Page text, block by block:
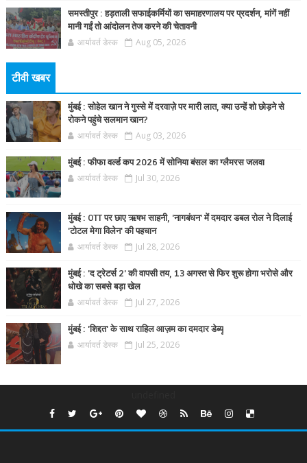
समस्तीपुर : हड़ताली सफाईकर्मियों का समाहरणालय पर प्रदर्शन, मांगें नहीं
मानी गईं तो आंदोलन तेज करने की चेतावनी
आर्यावर्त डेस्क Aug 05, 2026
टीवी खबर
मुंबई : सोहेल खान ने गुस्से में दरवाज़े पर मारी लात, क्या उन्हें शो छोड़ने से
रोकने पहुंचे सलमान खान?
आर्यावर्त डेस्क Aug 03, 2026
मुंबई : फीफा वर्ल्ड कप 2026 में सोनिया बंसल का ग्लैमरस जलवा
आर्यावर्त डेस्क Jul 30, 2026
मुंबई : OTT पर छाए ऋषभ साहनी, 'नागबंधन' में दमदार डबल रोल ने दिलाई
'टोटल मेगा विलेन' की पहचान
आर्यावर्त डेस्क Jul 28, 2026
मुंबई : 'द ट्रेटर्स 2' की वापसी तय, 13 अगस्त से फिर शुरू होगा भरोसे और
धोखे का सबसे बड़ा खेल
आर्यावर्त डेस्क Jul 27, 2026
मुंबई : 'शिद्दत' के साथ राहिल आज़म का दमदार डेब्यू
आर्यावर्त डेस्क Jul 25, 2026